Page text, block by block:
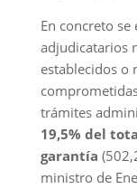
En concreto
adjudicatarios
establecidos o
trámites
19,5% del
garantía
ministro de